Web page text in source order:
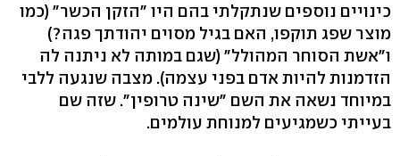
כינויים נוספים שנתקלתי בהם היו "הזקן הכשר" (כמו
מוצר שפג תוקפו, האם בגיל מסוים יהודתך פגה?)
ו"אשת הסוחר המהולל" (שגם במותה לא ניתנה לה
הזדמנות להיות אדם בפני עצמה). מצבה שנגעה ללבי
במיוחד נשאה את השם "שינה טרופין". שזה שם
בעייתי כשמגיעים למנוחת עולמים.